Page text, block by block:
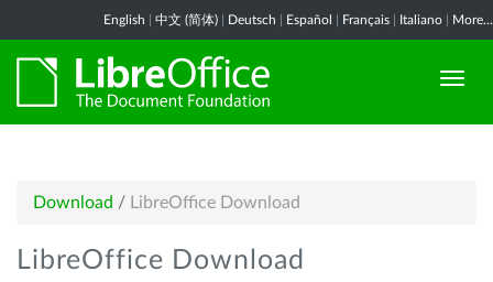
English 中文 (简体) Deutsch Español Français Italiano More...
Download / LibreOffice Download
LibreOffice Download